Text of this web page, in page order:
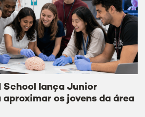
School lança Junior
aproximar os jovens da área